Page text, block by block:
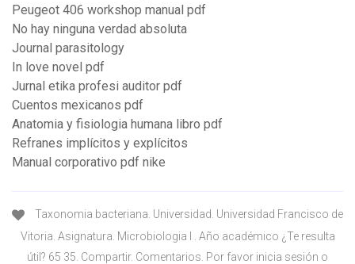
Peugeot 406 workshop manual pdf
No hay ninguna verdad absoluta
Journal parasitology
In love novel pdf
Jurnal etika profesi auditor pdf
Cuentos mexicanos pdf
Anatomia y fisiologia humana libro pdf
Refranes implícitos y explícitos
Manual corporativo pdf nike
Taxonomia bacteriana. Universidad. Universidad Francisco de
Vitoria. Asignatura. Microbiologia I . Año académico ¿Te resulta
útil? 65 35. Compartir. Comentarios. Por favor inicia sesión o